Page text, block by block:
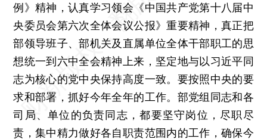
例》精神，认真学习领会《中国共产党第十八届中
央委员会第六次全体会议公报》重要精神，真正把
部领导班子、部机关及直属单位全体干部职工的思
想统一到六中全会精神上来，坚定地与以习近平同
志为核心的党中央保持高度一致。要按照中央的要
求和部署，抓好今年全年的工作。部党组同志和各
司局、单位的负责同志，都要坚守岗位，尽职尽
责，集中精力做好各自职责范围内的工作，确保今